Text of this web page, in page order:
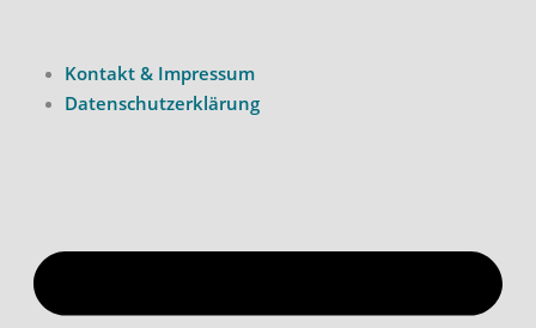
Kontakt & Impressum
Datenschutzerklärung